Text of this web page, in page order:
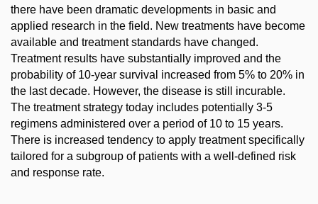
there have been dramatic developments in basic and
applied research in the field. New treatments have become
available and treatment standards have changed.
Treatment results have substantially improved and the
probability of 10-year survival increased from 5% to 20% in
the last decade. However, the disease is still incurable.
The treatment strategy today includes potentially 3-5
regimens administered over a period of 10 to 15 years.
There is increased tendency to apply treatment specifically
tailored for a subgroup of patients with a well-defined risk
and response rate.